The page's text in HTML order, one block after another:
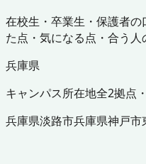
在校生・卒業生・保護者
た点・気になる点・合う人
兵庫県
キャンパス所在地全2拠点
兵庫県淡路市兵庫県神戸市